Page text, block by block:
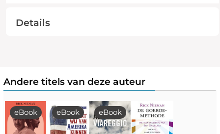
Details
Andere titels van deze auteur
eBook eBook eBook